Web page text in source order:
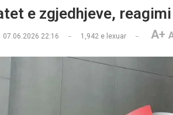
e zgjedhjeve,
07.06.2026 22:16 1,942e lexuar A+